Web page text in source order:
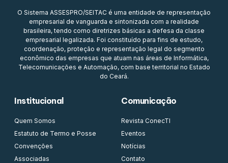
O Sistema ASSESPRO/SEITAC é uma entidade de representação
empresarial de vanguarda e sintonizada com a realidade
brasileira, tendo como diretrizes básicas a defesa da classe
empresarial legalizada. Foi constituído para fins de estudo,
coordenação, proteção e representação legal do segmento
econômico das empresas que atuam nas áreas de Informática,
Telecomunicações e Automação, com base territorial no Estado
do Ceará.
Institucional
Quem Somos
Estatuto de Termo e Posse
Convenções
Associadas
Comunicação
Revista ConecTI
Eventos
Notícias
Contato